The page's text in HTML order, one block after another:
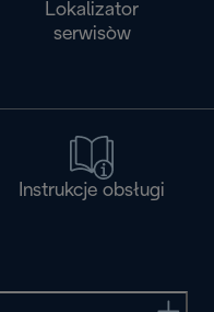
Lokalizator
serwisòw
Instrukcje obsługi